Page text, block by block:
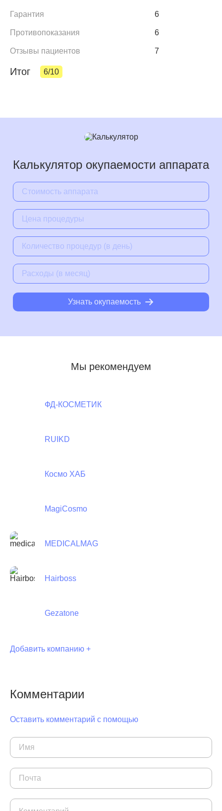
Гарантия 6
Противопоказания 6
Отзывы пациентов 7
Итог 6/10
Калькулятор окупаемости аппарата
Узнать окупаемость
Мы рекомендуем
ФД-КОСМЕТИК
RUIKD
Космо ХАБ
MagiCosmo
MEDICALMAG
Hairboss
Gezatone
Добавить компанию +
Комментарии
Оставить комментарий с помощью